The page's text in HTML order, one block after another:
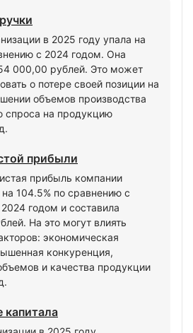
в 2025 году упала на
с 2024 годом. Она
000,00 рублей. Это может
о потере своей позиции на
объемов производства
спроса на продукцию
прибыли
прибыль компании
104.5% по сравнению с
годом и составила
На это могут влиять
экономическая
конкуренция,
и качества продукции
капитала